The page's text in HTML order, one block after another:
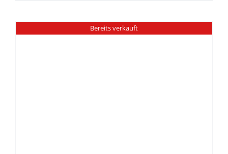
Bereits verkauft